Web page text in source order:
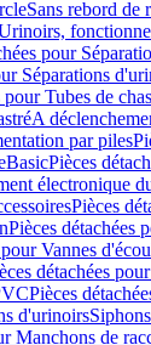
Sans rebord de
pour
Séparations
pour Tubes de
A
par piles
BasicPièces
électronique
Pièces
Pièces détachées
pour Vannes
détachées
Pièces
d'urinoirs
Manchons de